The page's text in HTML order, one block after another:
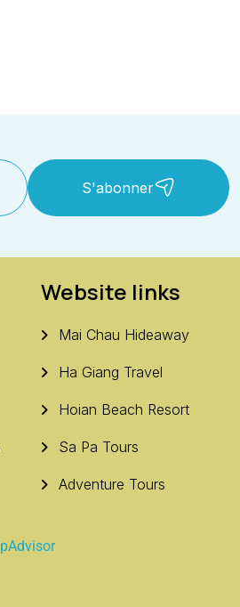
S'abonner
Website links
Mai Chau Hideaway
Ha Giang Travel
Hoian Beach Resort
Sa Pa Tours
Adventure Tours